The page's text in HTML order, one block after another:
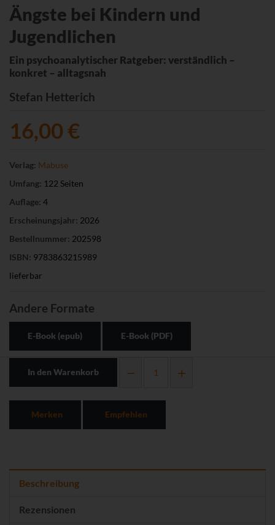
Ängste bei Kindern und
Jugendlichen
Ein psychoanalytischer Ratgeber: verständlich –
konkret – alltagsnah
Stefan Hetterich
16,00 €
Verlag: Mabuse
Umfang: 122 Seiten
Auflage: 4
Erscheinungsjahr: 2026
Bestellnummer: 202598
ISBN: 9783863215989
lieferbar
Andere Formate
E-Book (epub) E-Book (PDF)
In den Warenkorb
Merken Empfehlen
Beschreibung
Rezensionen